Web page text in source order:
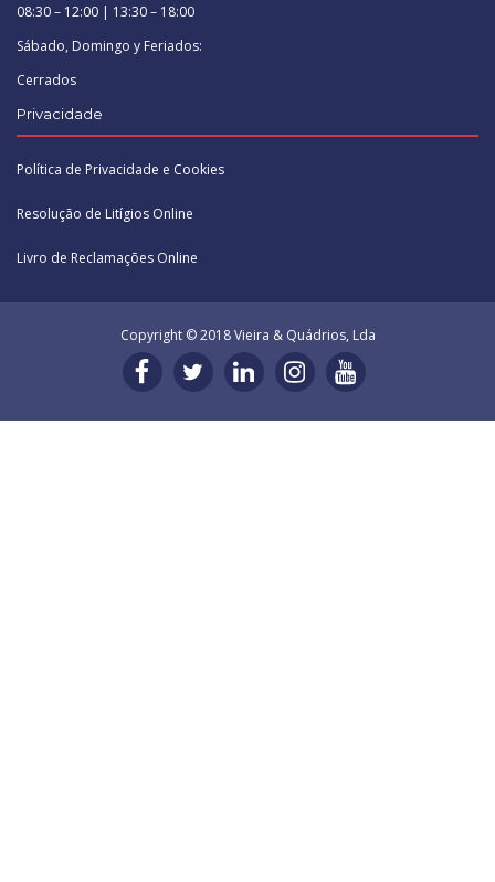
08:30 – 12:00 | 13:30 – 18:00
Sábado, Domingo y Feriados:
Cerrados
Privacidade
Política de Privacidade e Cookies
Resolução de Litígios Online
Livro de Reclamações Online
Copyright © 2018 Vieira & Quádrios, Lda
facebooktwitterlinkedininstagramyoutube